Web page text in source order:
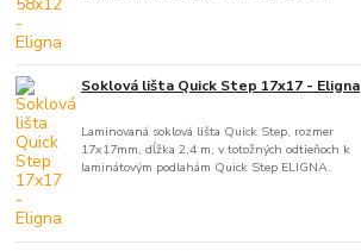
Soklová lišta Quick Step 17x17 - Eligna
Laminovaná soklová lišta Quick Step, rozmer
17x17mm, dĺžka 2,4 m, v totožných odtieňoch k
laminátovým podlahám Quick Step ELIGNA.